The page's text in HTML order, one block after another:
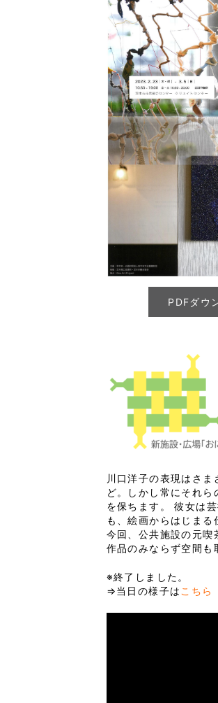
PDFダウ
川口洋子の表現はさ
ど。しかし常にそれ
を保ちます。 彼女は
も、絵画からはじまる
今回、公共施設の元喫
作品のみならず空間も
※終了しました。
⇒当日の様子は こちら